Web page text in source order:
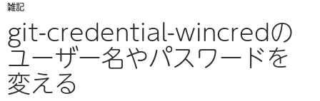
雑記
git-credential-wincredの
ユーザー名やパスワードを
変える